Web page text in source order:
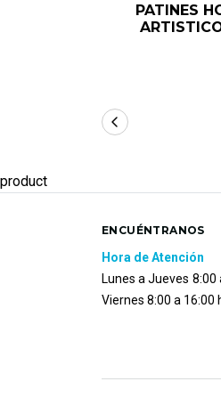
PATINES
product
ENCUÉNTRANOS
Hora de Atención
Lunes a Jueves 8:00
Viernes 8:00 a 16:00